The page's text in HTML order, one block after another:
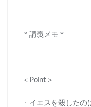
＊講義メモ＊
＜Point＞
・イエスを殺した